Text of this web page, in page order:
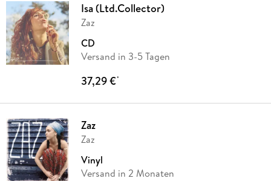
Isa (Ltd.Collector)
Zaz
CD
Versand in 3-5 Tagen
37,29 €*
Zaz
Zaz
Vinyl
Versand in 2 Monaten